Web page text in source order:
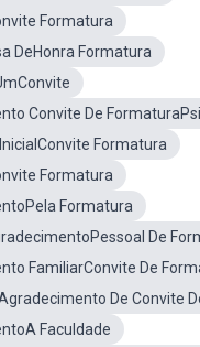
Formatura
DeHonra Formatura
Convite De
Formatura
Formatura
Formatura
De
FamiliarConvite De
De Convite
Faculdade